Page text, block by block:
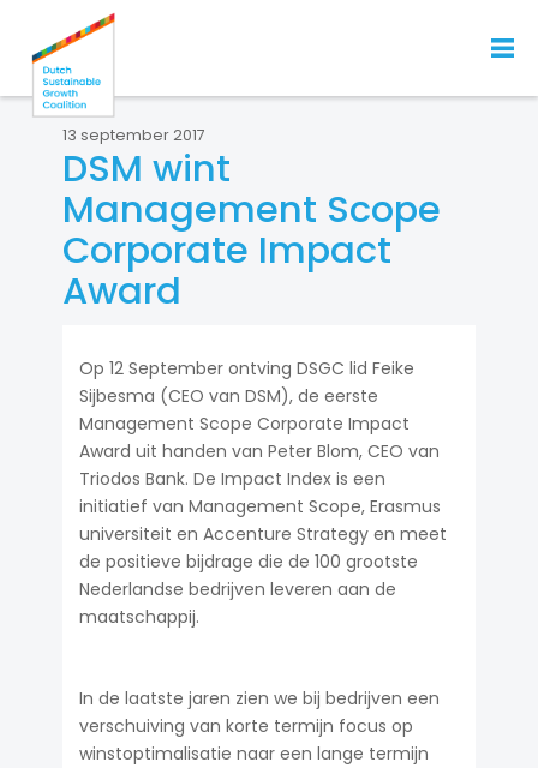
13 september 2017
DSM wint
Management Scope
Corporate Impact
Award
Op 12 September ontving DSGC lid Feike
Sijbesma (CEO van DSM), de eerste
Management Scope Corporate Impact
Award uit handen van Peter Blom, CEO van
Triodos Bank. De Impact Index is een
initiatief van Management Scope, Erasmus
universiteit en Accenture Strategy en meet
de positieve bijdrage die de 100 grootste
Nederlandse bedrijven leveren aan de
maatschappij.
In de laatste jaren zien we bij bedrijven een
verschuiving van korte termijn focus op
winstoptimalisatie naar een lange termijn